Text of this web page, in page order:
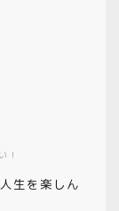
！
生を楽しん